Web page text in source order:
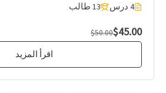
4 درس 13 طالب
$50.00$45.00
اقرأ المزيد